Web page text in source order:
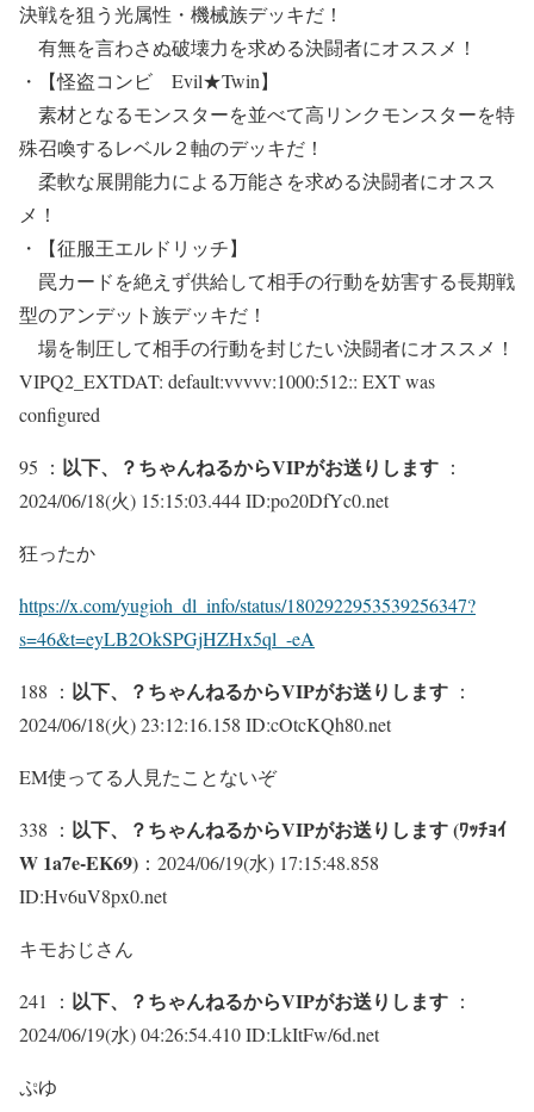
決戦を狙う光属性・機械族デッキだ！
有無を言わさぬ破壊力を求める決闘者にオススメ！
・【怪盗コンビ Evil★Twin】
素材となるモンスターを並べて高リンクモンスターを特
殊召喚するレベル２軸のデッキだ！
柔軟な展開能力による万能さを求める決闘者にオスス
メ！
・【征服王エルドリッチ】
罠カードを絶えず供給して相手の行動を妨害する長期戦
型のアンデット族デッキだ！
場を制圧して相手の行動を封じたい決闘者にオススメ！
VIPQ2_EXTDAT: default:vvvvv:1000:512:: EXT was
configured
95 ： 以下、？ちゃんねるからVIPがお送りします ：
2024/06/18(火) 15:15:03.444 ID:po20DfYc0.net
狂ったか
https://x.com/yugioh_dl_info/status/1802922953539256347?
s=46&t=eyLB2OkSPGjHZHx5ql_-eA
188 ： 以下、？ちゃんねるからVIPがお送りします ：
2024/06/18(火) 23:12:16.158 ID:cOtcKQh80.net
EM使ってる人見たことないぞ
338 ： 以下、？ちゃんねるからVIPがお送りします (ﾜｯﾁｮｲ
W 1a7e-EK69) ：2024/06/19(水) 17:15:48.858
ID:Hv6uV8px0.net
キモおじさん
241 ： 以下、？ちゃんねるからVIPがお送りします ：
2024/06/19(水) 04:26:54.410 ID:LkItFw/6d.net
ぷゆ